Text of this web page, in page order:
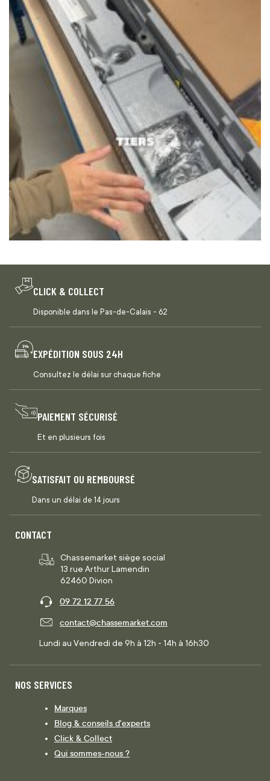
CLICK & COLLECT
Disponible dans le Pas-de-Calais - 62
EXPÉDITION SOUS 24H
Consultez le délai sur chaque fiche
PAIEMENT SÉCURISÉ
Et en plusieurs fois
SATISFAIT OU REMBOURSÉ
Dans un délai de 14 jours
CONTACT
Chassemarket siège social
13 rue Arthur Lamendin
62460 Divion
09 72 12 77 56
contact@chassemarket.com
Lundi au Vendredi de 9h à 12h - 14h à 16h30
NOS SERVICES
Marques
Blog & conseils d'experts
Click & Collect
Qui sommes-nous ?